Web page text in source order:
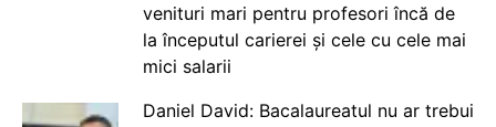
venituri mari pentru profesori încă de
la începutul carierei și cele cu cele mai
mici salarii
Daniel David: Bacalaureatul nu ar trebui